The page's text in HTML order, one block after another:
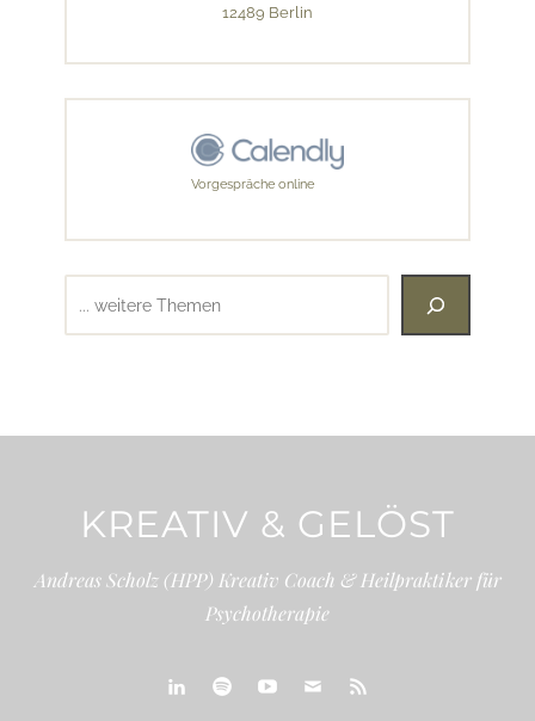
12489 Berlin
Vorgespräche online
KREATIV & GELÖST
Andreas Scholz (HPP) Kreativ Coach & Heilpraktiker für
Psychotherapie